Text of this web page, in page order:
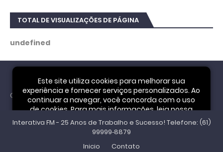
TOTAL DE VISUALIZAÇÕES DE PÁGINA
undefined
Cookie Notice
Este site utiliza cookies para melhorar sua
experiência e fornecer serviços personalizados. Ao
continuar a navegar, você concorda com o uso
de cookies. Para mais informações, leia nossa
Política de Privacidade.
Interativa FM - 25 Anos de Trabalho e Sucesso! Telefone: (61)
99999‑8879
Inicio
Contato